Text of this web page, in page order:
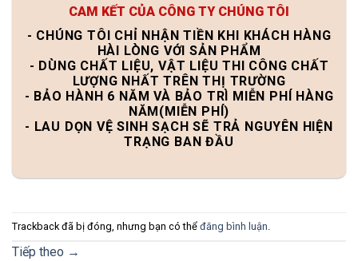
CAM KẾT CỦA CÔNG TY CHÚNG TÔI
- CHÚNG TÔI CHỈ NHẬN TIỀN KHI KHÁCH HÀNG
HÀI LÒNG VỚI SẢN PHẨM
- DÙNG CHẤT LIỆU, VẬT LIỆU THI CÔNG CHẤT
LƯỢNG NHẤT TRÊN THỊ TRƯỜNG
- BẢO HÀNH 6 NĂM VÀ BẢO TRÌ MIỄN PHÍ HÀNG
NĂM(MIỄN PHÍ)
- LAU DỌN VỆ SINH SẠCH SẼ TRẢ NGUYÊN HIỆN
TRẠNG BAN ĐẦU
Trackback đã bị đóng, nhưng bạn có thể đăng bình luận
Tiếp theo →